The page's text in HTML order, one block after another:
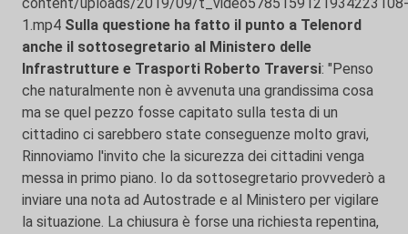
1.mp4 Sulla questione ha fatto il punto a Telenord
anche il sottosegretario al Ministero delle
Infrastrutture e Trasporti Roberto Traversi: "Penso
che naturalmente non è avvenuta una grandissima cosa
ma se quel pezzo fosse capitato sulla testa di un
cittadino ci sarebbero state conseguenze molto gravi,
Rinnoviamo l'invito che la sicurezza dei cittadini venga
messa in primo piano. Io da sottosegretario provvederò a
inviare una nota ad Autostrade e al Ministero per vigilare
la situazione. La chiusura è forse una richiesta repentina,